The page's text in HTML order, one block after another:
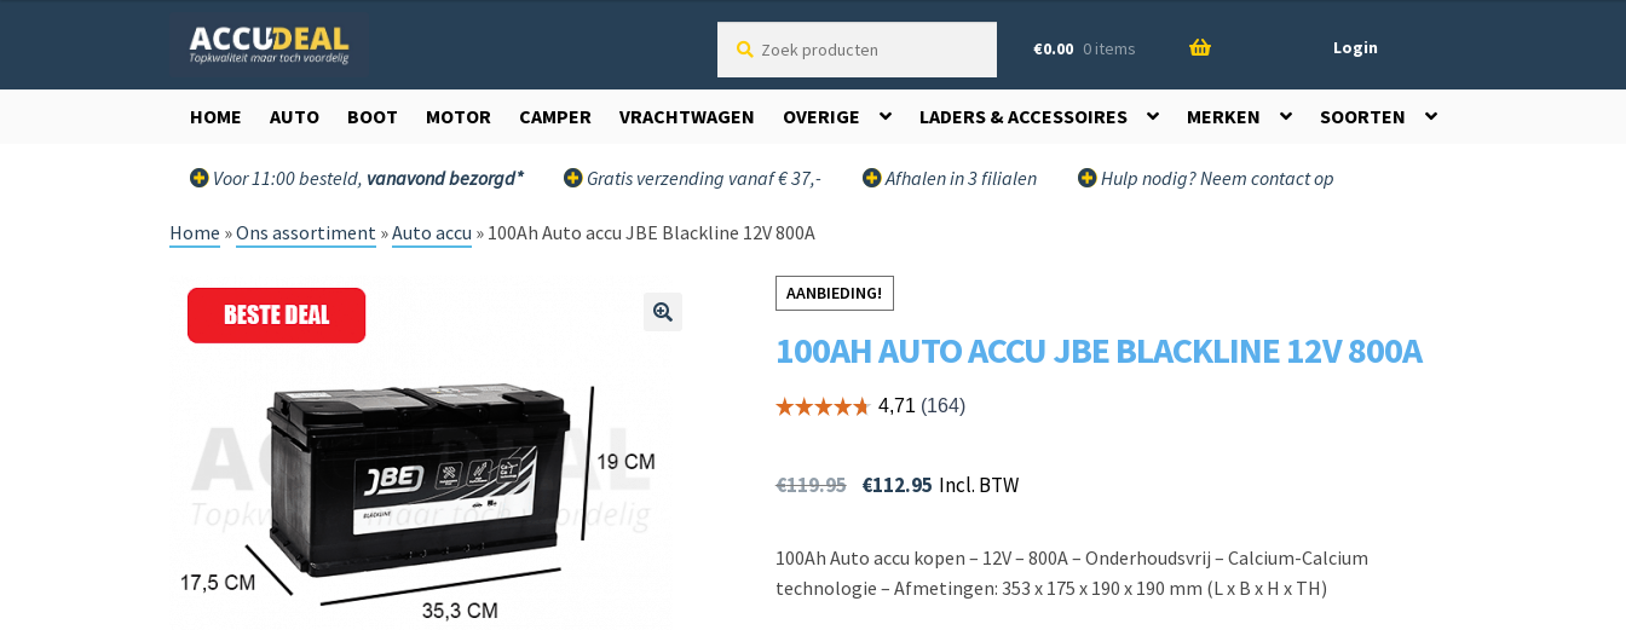
door
direct
€0.00 0 items
producten
HOME AUTO BOOT MOTOR CAMPER VRACHTWAGEN OVERIGE LADERS & ACCESSOIRES MERKEN SOORTEN
Voor 11:00 besteld, vanavond bezorgd* Gratis verzending vanaf € 37,- Afhalen in 3 filialen Hulp nodig? Neem contact op
Home »Ons assortiment »Auto accu » 100Ah Auto accu JBE Blackline 12V 800A
AANBIEDING!
100AH AUTO ACCU JBE BLACKLINE 12V 800A
€119.95 €112.95 Incl. BTW
100Ah Auto accu kopen – 12V – 800A – Onderhoudsvrij – Calcium-Calcium
technologie – Afmetingen: 353 x 175 x 190 x 190 mm (L x B x H x TH)
Login